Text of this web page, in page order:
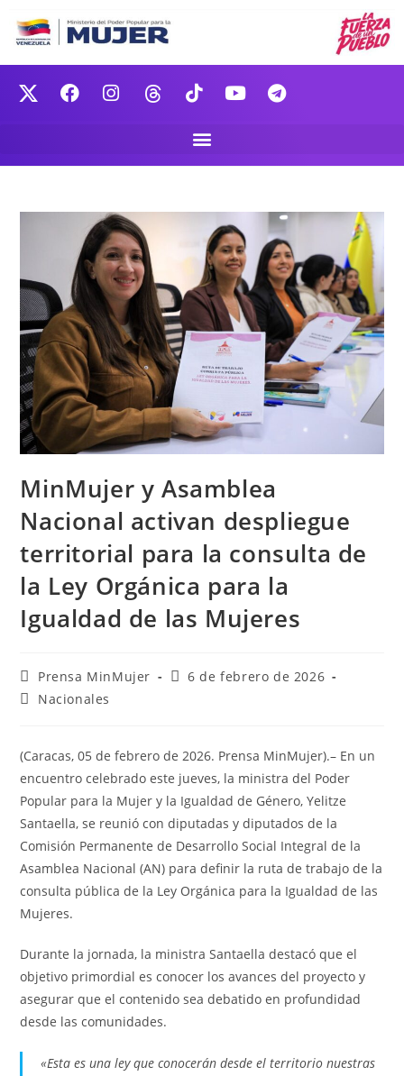
MinMujer y Asamblea
Nacional activan despliegue
territorial para la consulta de
la Ley Orgánica para la
Igualdad de las Mujeres
Prensa MinMujer
6 de febrero de 2026
Nacionales
(Caracas, 05 de febrero de 2026. Prensa MinMujer).– En un
encuentro celebrado este jueves, la ministra del Poder
Popular para la Mujer y la Igualdad de Género, Yelitze
Santaella, se reunió con diputadas y diputados de la
Comisión Permanente de Desarrollo Social Integral de la
Asamblea Nacional (AN) para definir la ruta de trabajo de la
consulta pública de la Ley Orgánica para la Igualdad de las
Mujeres.
Durante la jornada, la ministra Santaella destacó que el
objetivo primordial es conocer los avances del proyecto y
asegurar que el contenido sea debatido en profundidad
desde las comunidades.
«Esta es una ley que conocerán desde el territorio nuestras